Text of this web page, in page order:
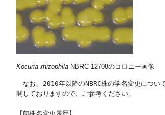
Kocuria rhizophila NBRC 12708のコロニー画像
なお、2010年以降のNBRC株の学名変更につい
開しておりますので、ご参考ください。